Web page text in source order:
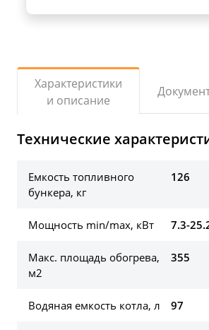
Характеристики
и описание
Технические
Емкость топливного
бункера, кг
126
Мощность min/max, кВт 7.3-
Макс. площадь обогрева,
м2
355
Водяная емкость котла, л 97